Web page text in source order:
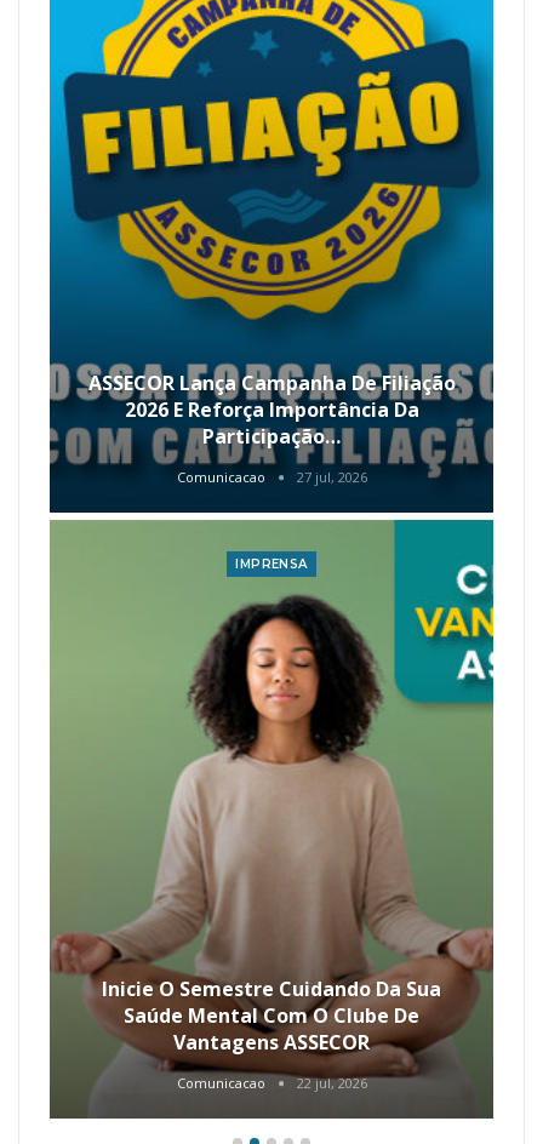
ASSECOR Lança Campanha De Filiação
2026 E Reforça Importância Da
Participação…
Comunicacao 27 jul, 2026
IMPRENSA
Inicie O Semestre Cuidando Da Sua
Saúde Mental Com O Clube De
Vantagens ASSECOR
Comunicacao 22 jul, 2026